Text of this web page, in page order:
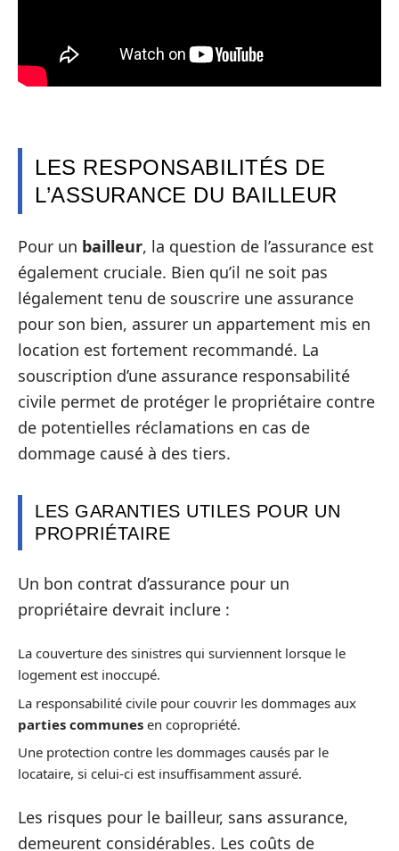
LES RESPONSABILITÉS DE
L’ASSURANCE DU BAILLEUR
Pour un bailleur, la question de l’assurance est
également cruciale. Bien qu’il ne soit pas
légalement tenu de souscrire une assurance
pour son bien, assurer un appartement mis en
location est fortement recommandé. La
souscription d’une assurance responsabilité
civile permet de protéger le propriétaire contre
de potentielles réclamations en cas de
dommage causé à des tiers.
LES GARANTIES UTILES POUR UN
PROPRIÉTAIRE
Un bon contrat d’assurance pour un
propriétaire devrait inclure :
La couverture des sinistres qui surviennent lorsque le
logement est inoccupé.
La responsabilité civile pour couvrir les dommages aux
parties communes en copropriété.
Une protection contre les dommages causés par le
locataire, si celui-ci est insuffisamment assuré.
Les risques pour le bailleur, sans assurance,
demeurent considérables. Les coûts de